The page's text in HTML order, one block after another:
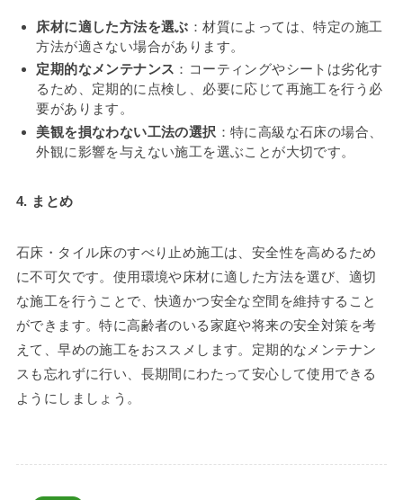
床材に適した方法を選ぶ ：材質によっては、特定の施工
方法が適さない場合があります。
定期的なメンテナンス ：コーティングやシートは劣化す
るため、定期的に点検し、必要に応じて再施工を行う必
要があります。
美観を損なわない工法の選択 ：特に高級な石床の場合、
外観に影響を与えない施工を選ぶことが大切です。
4. まとめ
石床・タイル床のすべり止め施工は、安全性を高めるため
に不可欠です。使用環境や床材に適した方法を選び、適切
な施工を行うことで、快適かつ安全な空間を維持すること
ができます。特に高齢者のいる家庭や将来の安全対策を考
えて、早めの施工をおススメします。定期的なメンテナン
スも忘れずに行い、長期間にわたって安心して使用できる
ようにしましょう。